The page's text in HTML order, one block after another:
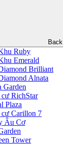
Back
Ruby
Emerald
Brilliant
Alnata
Garden
RichStar
Plaza
cư Carillon 7
Âu Cơ
Tower